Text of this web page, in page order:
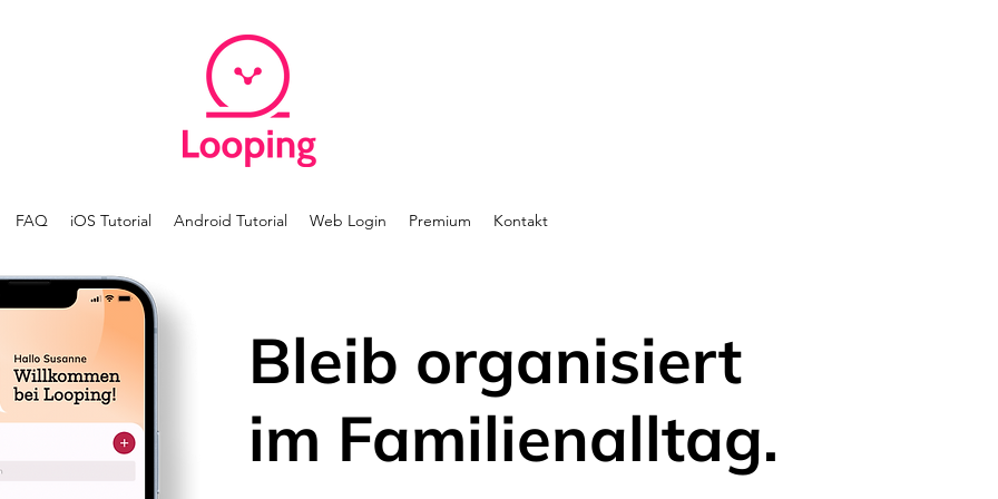
FAQ iOS Tutorial Android Tutorial Web Login Premium Kontakt
Bleib organisiert
im Familienalltag.